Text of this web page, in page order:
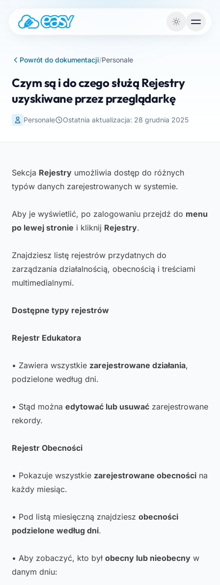
Powrót do dokumentacji/Personale
Czym są i do czego służą Rejestry
uzyskiwane przez przeglądarkę
Personale Ostatnia aktualizacja: 28 grudnia 2025
Sekcja Rejestry umożliwia dostęp do różnych
typów danych zarejestrowanych w systemie.
Aby je wyświetlić, po zalogowaniu przejdź do menu
po lewej stronie i kliknij Rejestry.
Znajdziesz listę rejestrów przydatnych do
zarządzania działalnością, obecnością i treściami
multimedialnymi.
Dostępne typy rejestrów
Rejestr Edukatora
• Zawiera wszystkie zarejestrowane działania,
podzielone według dni.
• Stąd można edytować lub usuwać zarejestrowane
rekordy.
Rejestr Obecności
• Pokazuje wszystkie zarejestrowane obecności na
każdy miesiąc.
• Pod listą miesięczną znajdziesz obecności
podzielone według dni.
• Aby zobaczyć, kto był obecny lub nieobecny w
danym dniu: